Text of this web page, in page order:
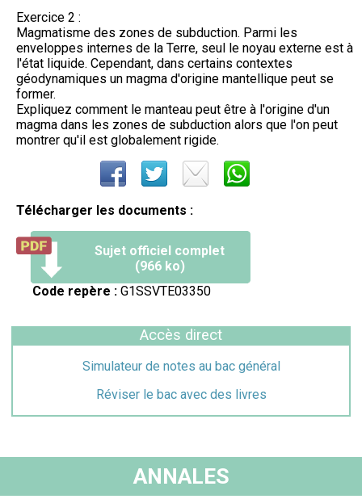
Exercice 2 :
Magmatisme des zones de subduction. Parmi les
enveloppes internes de la Terre, seul le noyau externe est à
l'état liquide. Cependant, dans certains contextes
géodynamiques un magma d'origine mantellique peut se
former.
Expliquez comment le manteau peut être à l'origine d'un
magma dans les zones de subduction alors que l'on peut
montrer qu'il est globalement rigide.
Télécharger les documents :
Sujet officiel complet
(966 ko)
Code repère : G1SSVTE03350
Accès direct
Simulateur de notes au bac général
Réviser le bac avec des livres
ANNALES